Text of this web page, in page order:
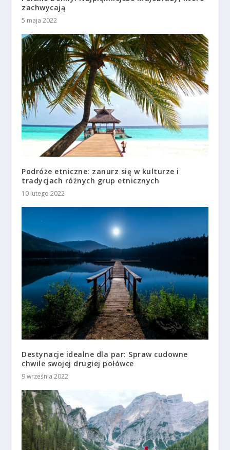
zachwycają
5 maja 2022
Podróże etniczne: zanurz się w kulturze i
tradycjach różnych grup etnicznych
10 lutego 2022
Destynacje idealne dla par: Spraw cudowne
chwile swojej drugiej połówce
9 września 2022